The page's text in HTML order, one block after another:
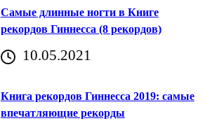
Самые длинные ногти в Книге
рекордов Гиннесса (8 рекордов)
10.05.2021
Книга рекордов Гиннесса 2019: самые
впечатляющие рекорды